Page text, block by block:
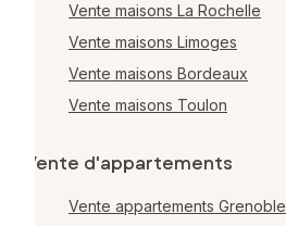
Vente maisons La Rochelle
Vente maisons Limoges
Vente maisons Bordeaux
Vente maisons Toulon
Vente d'appartements
Vente appartements Grenoble